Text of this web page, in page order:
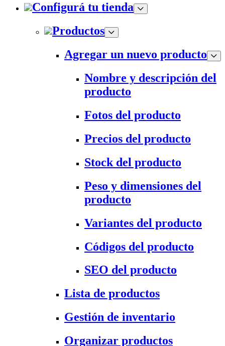
Configurá tu tienda
Productos
Agregar un nuevo producto
Nombre y descripción del
producto
Fotos del producto
Precios del producto
Stock del producto
Peso y dimensiones del
producto
Variantes del producto
Códigos del producto
SEO del producto
Lista de productos
Gestión de inventario
Organizar productos